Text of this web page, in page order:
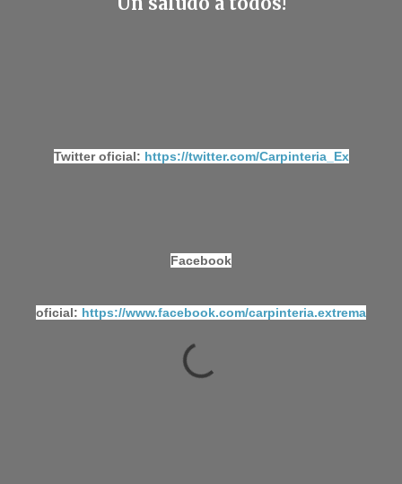
Twitter oficial: https://twitter.com/Carpinteria_Ex
Facebook
oficial: https://www.facebook.com/carpinteria.extrema